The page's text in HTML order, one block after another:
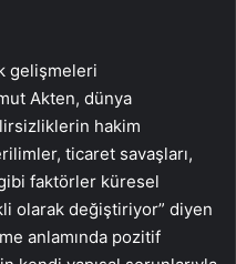
gelişmeleri
Akten, dünya
hakim
ticaret savaşları,
faktörler küresel
olarak değiştiriyor” diyen
anlamında pozitif